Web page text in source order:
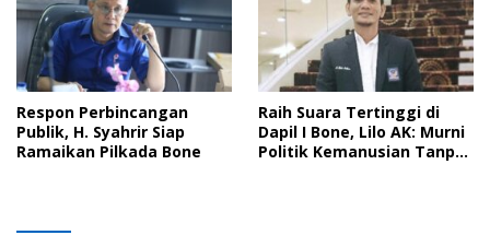
Respon Perbincangan
Publik, H. Syahrir Siap
Ramaikan Pilkada Bone
Raih Suara Tertinggi di
Dapil I Bone, Lilo AK: Murni
Politik Kemanusian Tanpa